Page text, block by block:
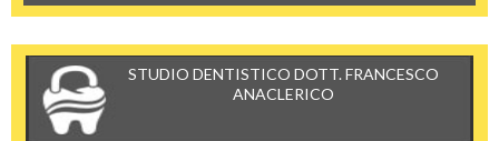
STUDIO DENTISTICO DOTT. FRANCESCO
ANACLERICO